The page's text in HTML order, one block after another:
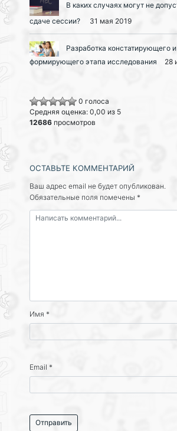
В каких случаях могут не
сдаче сессии?
31 мая 2019
Разработка констатирующего и
формирующего этапа исследования
28
0 голоса
Средняя оценка: 0,00 из 5
12686 просмотров
ОСТАВЬТЕ КОММЕНТАРИЙ
Ваш адрес email не будет опубликован.
Обязательные поля помечены *
Имя *
Email *